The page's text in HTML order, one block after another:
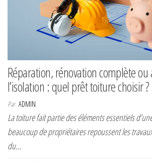
Réparation, rénovation complète
l’isolation : quel prêt toiture choisir ?
Par ADMIN
La toiture fait partie des éléments essentiels
beaucoup de propriétaires repoussent les
du…